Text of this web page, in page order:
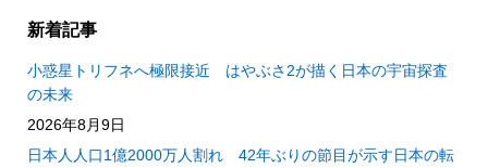
新着記事
小惑星トリフネへ極限接近 はやぶさ2が描く日本の宇宙探査
の未来
2026年8月9日
日本人人口1億2000万人割れ 42年ぶりの節目が示す日本の転